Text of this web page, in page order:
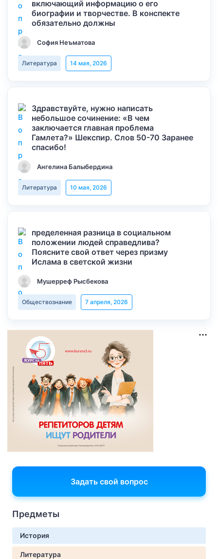
включающий информацию о его
биографии и творчестве. В конспекте
обязательно должны
София Неъматова
Литература 14 мая, 2026
Здравствуйте, нужно написать
небольшое сочинение: «В чем
заключается главная проблема
Гамлета?» Шекспир. Слов 50-70 Заранее
спасибо!
Ангелина Балыбердина
Литература 10 мая, 2026
пределенная разница в социальном
положении людей справедлива?
Поясните свой ответ через призму
Ислама в светской жизни
Мушерреф Рысбекова
Обществознание 7 апреля, 2026
Задать свой вопрос
Предметы
История
Литература